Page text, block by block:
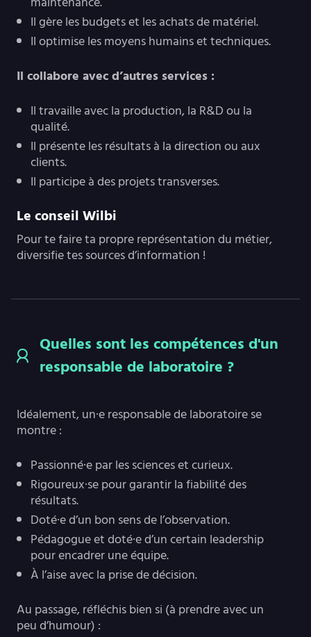
Il gère les budgets et les achats de matériel.
Il optimise les moyens humains et techniques.
Il collabore avec d’autres services :
Il travaille avec la production, la R&D ou la
qualité.
Il présente les résultats à la direction ou aux
clients.
Il participe à des projets transverses.
Le conseil Wilbi
Pour te faire ta propre représentation du métier,
diversifie tes sources d’information !
Quelles sont les compétences d'un
responsable de laboratoire ?
Idéalement, un·e responsable de laboratoire se
montre :
Passionné·e par les sciences et curieux.
Rigoureux·se pour garantir la fiabilité des
résultats.
Doté·e d’un bon sens de l’observation.
Pédagogue et doté·e d’un certain leadership
pour encadrer une équipe.
À l’aise avec la prise de décision.
Au passage, réfléchis bien si (à prendre avec un
peu d’humour) :